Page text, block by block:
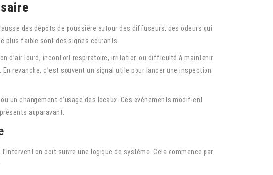
des dépôts de poussière autour des diffuseurs, des odeurs qui
plus faible sont des signes courants.
d’air lourd, inconfort respiratoire, irritation ou difficulté à maintenir
revanche, c’est souvent un signal utile pour lancer une inspection
un changement d’usage des locaux. Ces événements modifient
auparavant.
doit suivre une logique de système. Cela commence par